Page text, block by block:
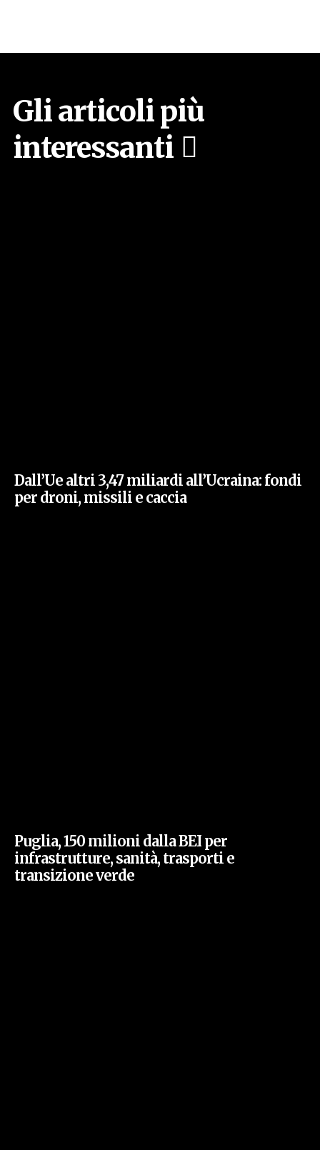
Gli articoli più
interessanti
Dall’Ue altri 3,47 miliardi all’Ucraina: fondi
per droni, missili e caccia
Puglia, 150 milioni dalla BEI per
infrastrutture, sanità, trasporti e
transizione verde